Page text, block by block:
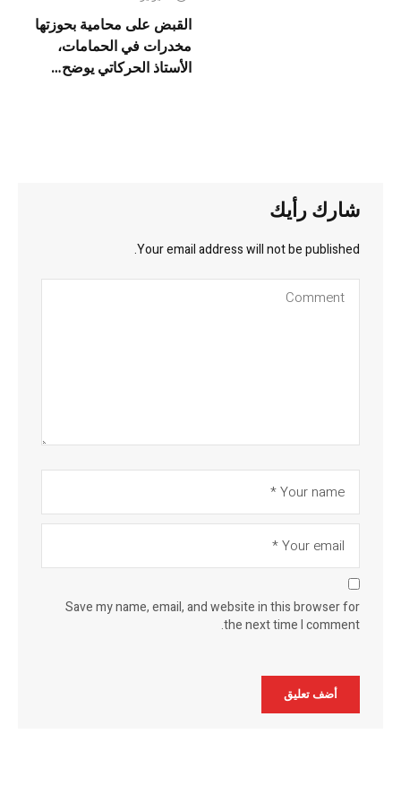
القبض على محامية بحوزتها
مخدرات في الحمامات،
الأستاذ الحركاتي يوضح…
شارك رأيك
Your email address will not be published.
Save my name, email, and website in this browser for
the next time I comment.